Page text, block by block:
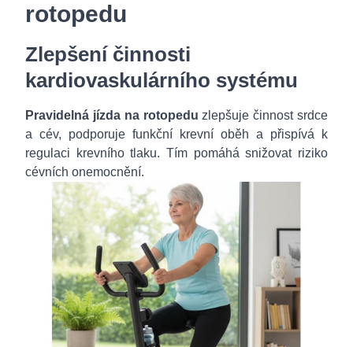
rotopedu
Zlepšení činnosti
kardiovaskulárního systému
Pravidelná jízda na rotopedu zlepšuje činnost srdce
a cév, podporuje funkční krevní oběh a přispívá k
regulaci krevního tlaku. Tím pomáhá snižovat riziko
cévních onemocnění.